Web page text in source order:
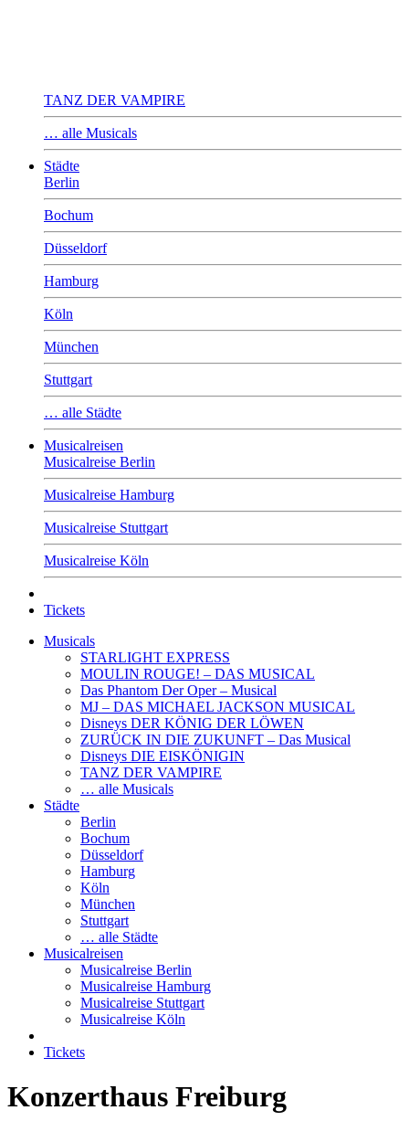
TANZ DER VAMPIRE
… alle Musicals
Städte
Berlin
Bochum
Düsseldorf
Hamburg
Köln
München
Stuttgart
… alle Städte
Musicalreisen
Musicalreise Berlin
Musicalreise Hamburg
Musicalreise Stuttgart
Musicalreise Köln
Tickets
Musicals
STARLIGHT EXPRESS
MOULIN ROUGE! – DAS MUSICAL
Das Phantom Der Oper – Musical
MJ – DAS MICHAEL JACKSON MUSICAL
Disneys DER KÖNIG DER LÖWEN
ZURÜCK IN DIE ZUKUNFT – Das Musical
Disneys DIE EISKÖNIGIN
TANZ DER VAMPIRE
… alle Musicals
Städte
Berlin
Bochum
Düsseldorf
Hamburg
Köln
München
Stuttgart
… alle Städte
Musicalreisen
Musicalreise Berlin
Musicalreise Hamburg
Musicalreise Stuttgart
Musicalreise Köln
Tickets
Konzerthaus Freiburg